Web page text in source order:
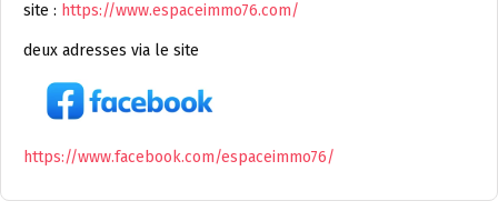
site : https://www.espaceimmo76.com/
deux adresses via le site
https://www.facebook.com/espaceimmo76/